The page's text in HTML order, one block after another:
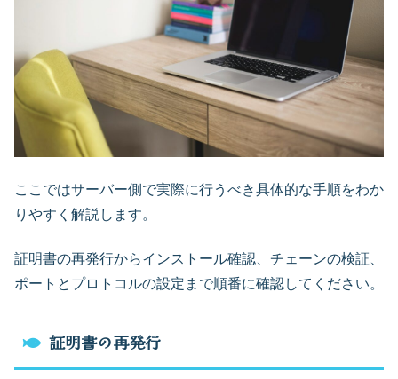
ここではサーバー側で実際に行うべき具体的な手順をわか
りやすく解説します。
証明書の再発行からインストール確認、チェーンの検証、
ポートとプロトコルの設定まで順番に確認してください。
証明書の再発行